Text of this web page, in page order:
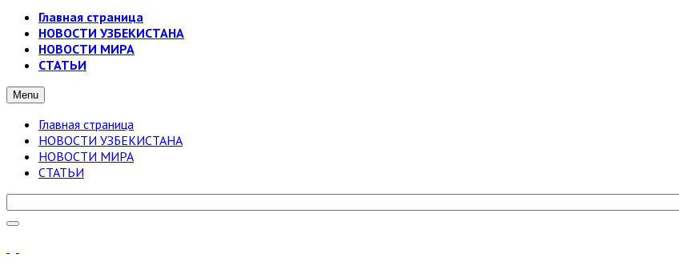
Главная страница
НОВОСТИ УЗБЕКИСТАНА
НОВОСТИ МИРА
СТАТЬИ
Menu
Главная страница
НОВОСТИ УЗБЕКИСТАНА
НОВОСТИ МИРА
СТАТЬИ